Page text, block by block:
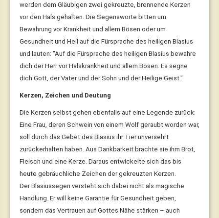
werden dem Gläubigen zwei gekreuzte, brennende Kerzen
vor den Hals gehalten. Die Segensworte bitten um
Bewahrung vor Krankheit und allem Bösen oder um
Gesundheit und Heil auf die Fürsprache des heiligen Blasius
und lauten: "Auf die Fürsprache des heiligen Blasius bewahre
dich der Herr vor Halskrankheit und allem Bösen. Es segne
dich Gott, der Vater und der Sohn und der Heilige Geist."
Kerzen, Zeichen und Deutung
Die Kerzen selbst gehen ebenfalls auf eine Legende zurück:
Eine Frau, deren Schwein von einem Wolf geraubt worden war,
soll durch das Gebet des Blasius ihr Tier unversehrt
zurückerhalten haben. Aus Dankbarkeit brachte sie ihm Brot,
Fleisch und eine Kerze. Daraus entwickelte sich das bis
heute gebräuchliche Zeichen der gekreuzten Kerzen.
Der Blasiussegen versteht sich dabei nicht als magische
Handlung. Er will keine Garantie für Gesundheit geben,
sondern das Vertrauen auf Gottes Nähe stärken – auch